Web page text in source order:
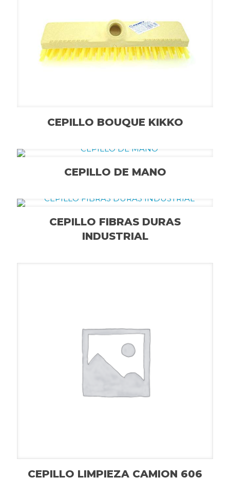
CEPILLO BOUQUE KIKKO
CEPILLO DE MANO
CEPILLO FIBRAS DURAS
INDUSTRIAL
CEPILLO LIMPIEZA CAMION 606